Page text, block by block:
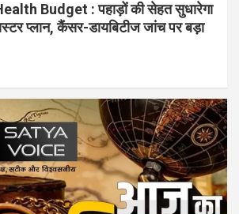
Budget : पहाड़ों की सेहत सुधारेगा
प्लान, कैंसर-डायबिटीज जांच पर बड़ा